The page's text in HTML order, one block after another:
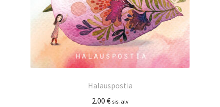
Halauspostia
2.00 € sis. alv